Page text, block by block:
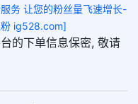
务 让您的粉丝量飞速增长-
ig528.com]
的下单信息保密, 敬请